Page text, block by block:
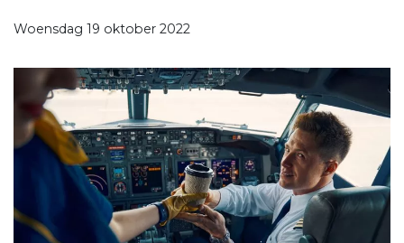
Woensdag 19 oktober 2022